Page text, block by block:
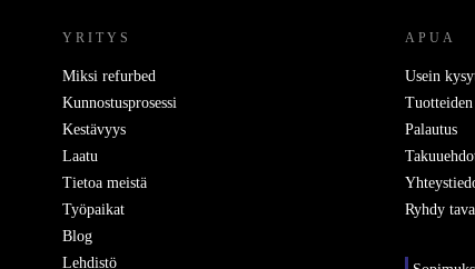
YRITYS
Miksi refurbed
Kunnostusprosessi
Kestävyys
Laatu
Tietoa meistä
Työpaikat
Blog
Lehdistö
APUA
Usein
Palautus
Ryhdy